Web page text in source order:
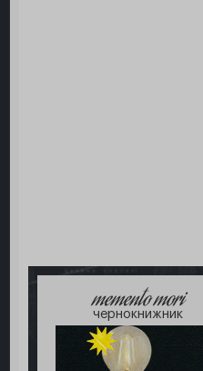
memento mori
чернокнижник